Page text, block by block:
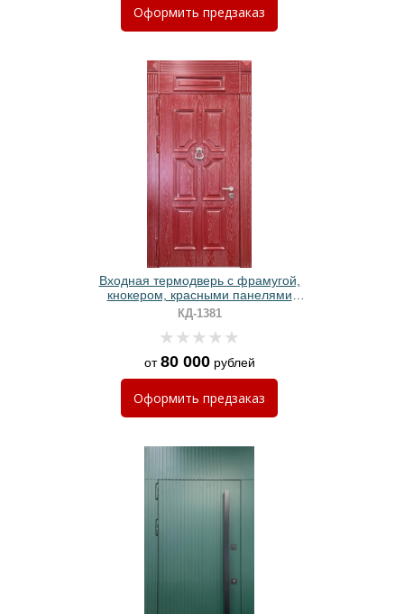
Оформить предзаказ
Входная термодверь с фрамугой,
кнокером, красными панелями
МДФ с багетом и патиной
КД-1381
от80 000рублей
Оформить предзаказ